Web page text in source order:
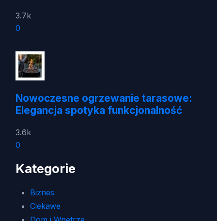
3.7k
0
Nowoczesne ogrzewanie tarasowe:
Elegancja spotyka funkcjonalność
3.6k
0
Kategorie
Biznes
Ciekawe